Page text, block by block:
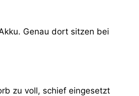
Genau dort sitzen bei
zu voll, schief eingesetzt